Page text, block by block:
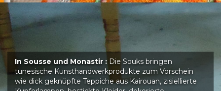
In Sousse und Monastir : Die Souks bringen
tunesische Kunsthandwerkprodukte zum Vorschein
wie dick geknüpfte Teppiche aus Kairouan, zisiellierte